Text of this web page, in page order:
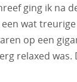
ging ik na
wat
op een
relaxed was.